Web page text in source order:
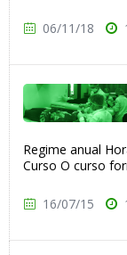
06/11/18
Regime anual
Curso O curso
16/07/15